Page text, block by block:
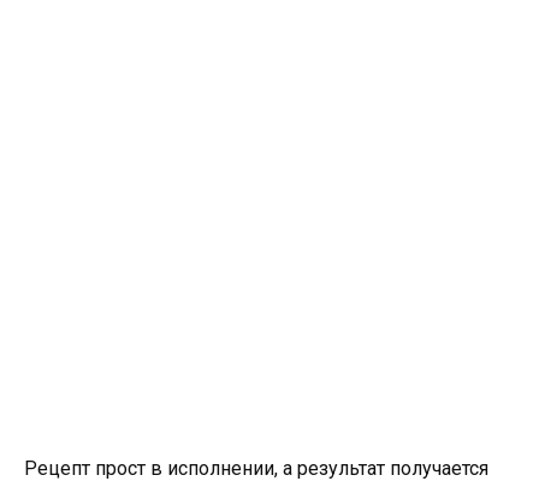
Рецепт прост в исполнении, а результат получается